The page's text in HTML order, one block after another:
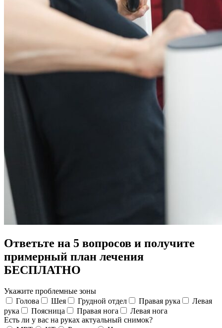
Ответьте на 5 вопросов и получите
примерный план лечения
БЕСПЛАТНО
Укажите проблемные зоны
Голова
Шея Грудной отдел Правая рука
Левая
рука
Поясница Правая нога
Левая нога
Есть ли у вас на руках актуальный снимок?